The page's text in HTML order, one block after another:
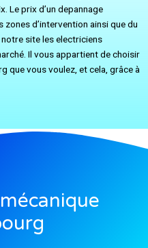
Le prix d’un depannage
d’intervention ainsi que du
notre site les electriciens
Il vous appartient de choisir
que vous voulez, et cela, grâce à